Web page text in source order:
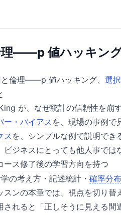
——p 値ハッキン
倫理——p 値ハッキング、 選択
が、なぜ統計の信頼性を崩
ー・バイアスを、現場の事例で
ス を、シンプルな例で説明でき
ジネスにとっても他人事では
ース修了後の学習方向を持つ
の考え方・記述統計・ 確率分布
スンの本章では、視点を切り
されると「正しそうに見える